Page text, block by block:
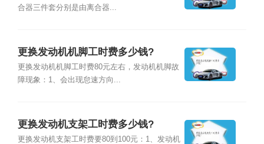
合器三件套分别是由离合器...
更换发动机机脚工时费多少钱?
更换发动机机脚工时费80元左右，发动机机脚故
障现象：1、会出现怠速方向...
更换发动机支架工时费多少钱?
更换发动机支架工时费要80到100元：1、发动机